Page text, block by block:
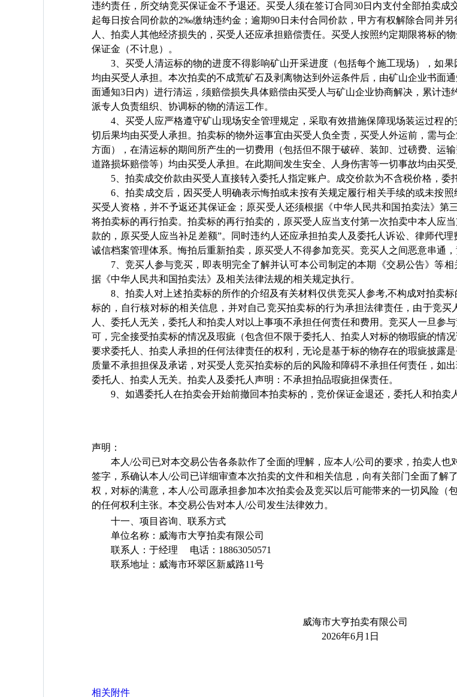
违约责任，所交纳竞买保证金不予退还。买受人须在签订合同30日内支付全部拍卖成
起每日按合同价款的2‰缴纳违约金；逾期90 日未付合同价款，甲方有权解除合同并
人、拍卖人其他经济损失的，买受人还应承担赔偿责任。买受人按照约定期限将标的
保证金（不计息）。
3 、买受人清运标的物的进度不得影响矿山开采进度（包括每个施工现场），如
均由买受人承担。本次拍卖的不成荒矿石及剥离物达到外运条件后，由矿山企业书面
面通知3日内）进行清运，须赔偿损失具体赔偿由买受人与矿山企业协商解决，累计违
派专人负责组织、协调标的物的清运工作。
4 、买受人应严格遵守矿山现场安全管理规定，采取有效措施保障现场装运过程
切后果均由买受人承担。拍卖标的物外运事宜由买受人负全责，买受人外运前，需与企
方面），在清运标的期间所产生的一切费用（包括但不限于破碎、装卸、过磅费、运
道路损坏赔偿等）均由买受人承担。在此期间发生安全、人身伤害等一切事故均由买
5 、拍卖成交价款由买受人直接转入委托人指定账户。成交价款为不含税价格，委
6 、拍卖成交后，因买受人明确表示悔拍或未按有关规定履行相关手续的或未按
买受人资格，并不予返还其保证金；原买受人还须根据《中华人民共和国拍卖法》第
将拍卖标的再行拍卖。拍卖标的再行拍卖的，原买受人应当支付第一次拍卖中本人应
款的，原买受人应当补足差额”。同时违约人还应承担拍卖人及委托人诉讼、律师代
诚信档案管理体系。悔拍后重新拍卖，原买受人不得参加竞买。竞买人之间恶意串通，
7 、竞买人参与竞买，即表明完全了解并认可本公司制定的本期《交易公告》等
据《中华人民共和国拍卖法》及相关法律法规的相关规定执行。
8 、拍卖人对上述拍卖标的所作的介绍及有关材料仅供竞买人参考,不构成对拍卖
标的，自行核对标的相关信息，并对自己竞买拍卖标的行为承担法律责任，由于竞
人、委托人无关，委托人和拍卖人对以上事项不承担任何责任和费用。竞买人一旦参
可，完全接受拍卖标的情况及瑕疵（包含但不限于委托人、拍卖人对标的物瑕疵的情
要求委托人、拍卖人承担的任何法律责任的权利，无论是基于标的物存在的瑕疵披露
质量不承担担保及承诺，对买受人竞买拍卖标的后的风险和障碍不承担任何责任，如
委托人、拍卖人无关。拍卖人及委托人声明：不承担拍品瑕疵担保责任。
9 、如遇委托人在拍卖会开始前撤回本拍卖标的，竞价保证金退还，委托人和拍
声明：
本人/公司已对本交易公告各条款作了全面的理解，应本人/公司的要求，拍卖人也
签字，系确认本人 /公司已详细审查本次拍卖的文件和相关信息，向有关部门全面了解
权，对标的满意，本人 /公司愿承担参加本次拍卖会及竞买以后可能带来的一切风险（
的任何权利主张。本交易公告对本人 /公司发生法律效力。
十一、项目咨询、联系方式
单位名称：威海市大亨拍卖有限公司
联系人：于经理
电话： 18863050571
联系地址：威海市环翠区新威路11号
威海市大亨拍卖有限公司
2026年6月 1 日
相关附件